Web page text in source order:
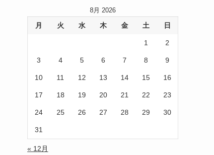
8月 2026
月 火 水 木 金 土 日
1 2
3 4 5 6 7 8 9
10 11 12 13 14 15 16
17 18 19 20 21 22 23
24 25 26 27 28 29 30
31
« 12月